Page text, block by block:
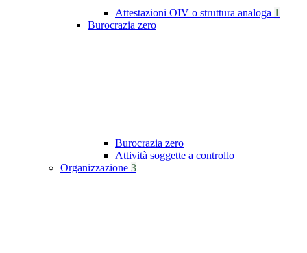
Attestazioni OIV o struttura analoga 1
Burocrazia zero
Burocrazia zero
Attività soggette a controllo
Organizzazione 3